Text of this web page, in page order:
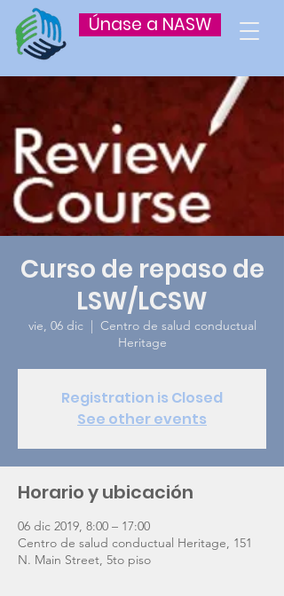
Únase a NASW
Curso de repaso de
LSW/LCSW
vie, 06 dic
  |
Centro de salud conductual
Heritage
Registration is Closed
See other events
Horario y ubicación
06 dic 2019, 8:00 – 17:00
Centro de salud conductual Heritage, 151
N. Main Street, 5to piso